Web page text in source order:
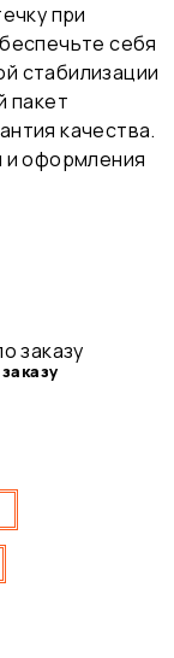
при
себя
стабилизации
пакет
качества.
и оформления